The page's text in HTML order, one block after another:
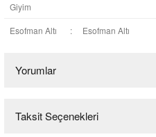
Giyim
Esofman Altı : Esofman Altı
Yorumlar
Bu ürüne ilk
Taksit Seçenekleri